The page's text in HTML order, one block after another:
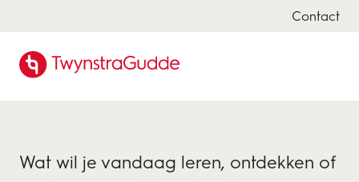
Contact
Wat wil je vandaag leren, ontdekken of